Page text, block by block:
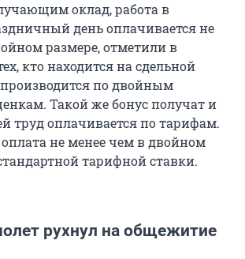
оклад, работа в
день оплачивается не
размере, отметили в
кто находится на сдельной
производится по двойным
Такой же бонус получат и
труд оплачивается по тарифам.
не менее чем в двойном
тарифной ставки.
рухнул на общежитие